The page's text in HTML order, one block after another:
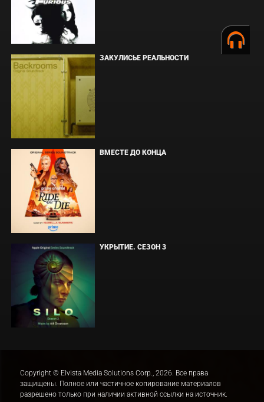
ЗАКУЛИСЬЕ РЕАЛЬНОСТИ
ВМЕСТЕ ДО КОНЦА
УКРЫТИЕ. СЕЗОН 3
Copyright © Elvista Media Solutions Corp., 2026. Все права
защищены. Полное или частичное копирование материалов
разрешено только при наличии активной ссылки на источник.